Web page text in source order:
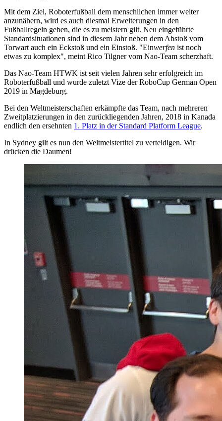
Mit dem Ziel, Roboterfußball dem menschlichen immer weiter
anzunähern, wird es auch diesmal Erweiterungen in den
Fußballregeln geben, die es zu meistern gilt. Neu eingeführte
Standardsituationen sind in diesem Jahr neben dem Abstoß vom
Torwart auch ein Eckstoß und ein Einstoß. "Einwerfen ist noch
etwas zu komplex", meint Rico Tilgner vom Nao-Team scherzhaft.
Das Nao-Team HTWK ist seit vielen Jahren sehr erfolgreich im
Roboterfußball und wurde zuletzt Vize der RoboCup German Open
2019 in Magdeburg.
Bei den Weltmeisterschaften erkämpfte das Team, nach mehreren
Zweitplatzierungen in den zurückliegenden Jahren, 2018 in Kanada
endlich den ersehnten 1. Platz in der Standard Platform League.
In Sydney gilt es nun den Weltmeistertitel zu verteidigen. Wir
drücken die Daumen!